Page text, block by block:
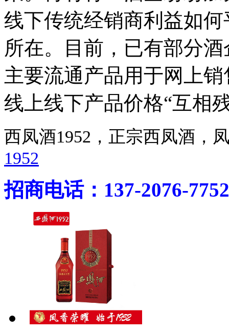
线下传统经销商利益如
所在。目前，已有部分
主要流通产品用于网上
线上线下产品价格“互相
西凤酒1952，正宗西凤酒
1952
招商电话：137-2076-7752